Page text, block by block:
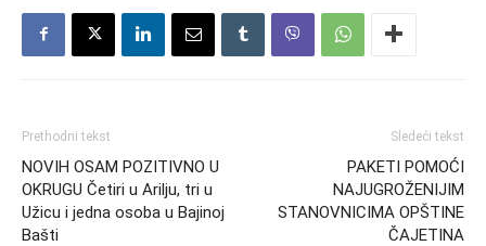
Prethodni tekst
NOVIH OSAM POZITIVNO U
OKRUGU Četiri u Arilju, tri u
Užicu i jedna osoba u Bajinoj
Bašti
Sledeći tekst
PAKETI POMOĆI
NAJUGROŽENIJIM
STANOVNICIMA OPŠTINE
ČAJETINA